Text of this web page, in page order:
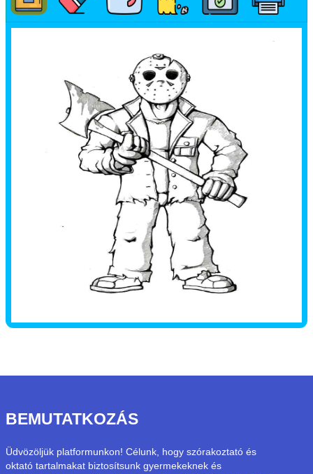
BEMUTATKOZÁS
Üdvözöljük platformunkon! Célunk, hogy szórakoztató és
oktató tartalmakat biztosítsunk gyermekeknek és